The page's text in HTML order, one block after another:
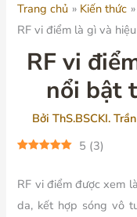
Trang chủ
Kiến thức
RF vi điểm là gì và
RF vi
nổi bật
Bởi ThS.BSCKI.
5 (3)
RF vi điểm được xem
da, kết hợp sóng vô